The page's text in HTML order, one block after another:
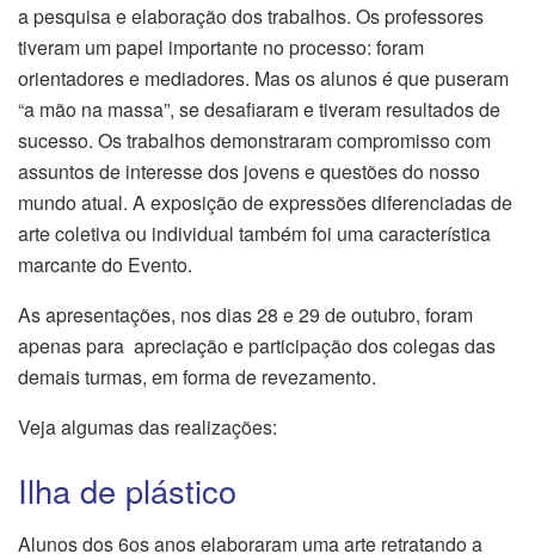
a pesquisa e elaboração dos trabalhos. Os professores
tiveram um papel importante no processo: foram
orientadores e mediadores. Mas os alunos é que puseram
“a mão na massa”, se desafiaram e tiveram resultados de
sucesso. Os trabalhos demonstraram compromisso com
assuntos de interesse dos jovens e questões do nosso
mundo atual. A exposição de expressões diferenciadas de
arte coletiva ou individual também foi uma característica
marcante do Evento.
As apresentações, nos dias 28 e 29 de outubro, foram
apenas para apreciação e participação dos colegas das
demais turmas, em forma de revezamento.
Veja algumas das realizações:
Ilha de plástico
Alunos dos 6os anos elaboraram uma arte retratando a